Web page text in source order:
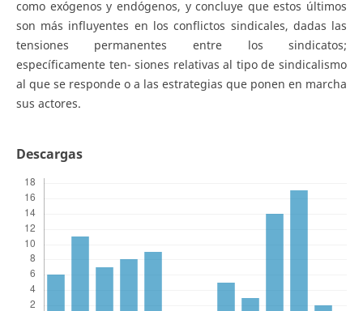
como exógenos y endógenos, y concluye que estos últimos
son más influyentes en los conflictos sindicales, dadas las
tensiones permanentes entre los sindicatos;
específicamente ten- siones relativas al tipo de sindicalismo
al que se responde o a las estrategias que ponen en marcha
sus actores.
Descargas